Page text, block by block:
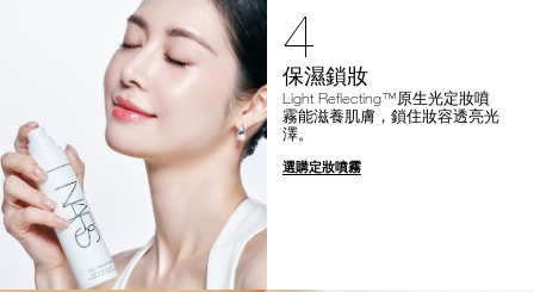
4
保濕鎖妝
Light Reflecting™原生光定妝噴
霧能滋養肌膚，鎖住妝容透亮光
澤。
選購定妝噴霧